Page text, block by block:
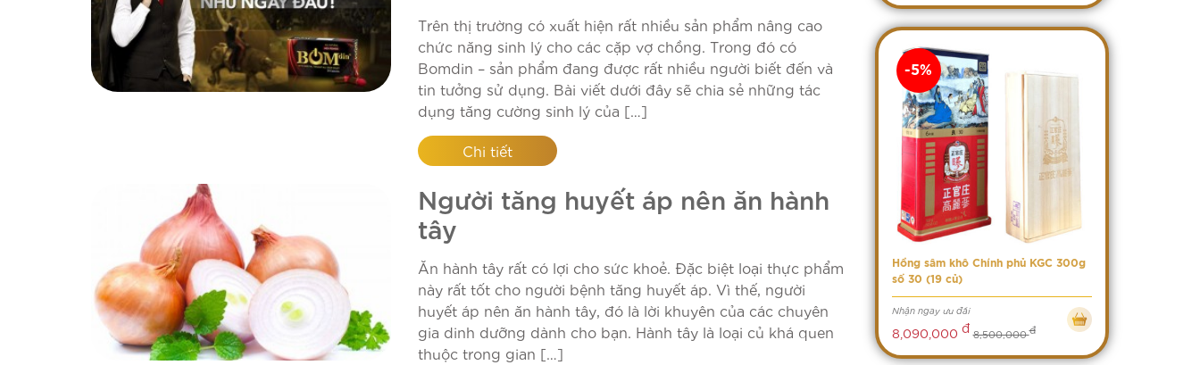
Trên thị trường có xuất hiện rất nhiều sản phẩm nâng cao
chức năng sinh lý cho các cặp vợ chồng. Trong đó có
Bomdin – sản phẩm đang được rất nhiều người biết đến và
tin tưởng sử dụng. Bài viết dưới đây sẽ chia sẻ những tác
dụng tăng cường sinh lý của […]
Chi tiết
Người tăng huyết áp nên ăn hành
tây
Ăn hành tây rất có lợi cho sức khoẻ. Đặc biệt loại thực phẩm
này rất tốt cho người bệnh tăng huyết áp. Vì thế, người
huyết áp nên ăn hành tây, đó là lời khuyên của các chuyên
gia dinh dưỡng dành cho bạn. Hành tây là loại củ khá quen
thuộc trong gian […]
Hồng sâm khô Chính phủ KGC 300g
số 30 (19 củ)
Nhận ngay ưu đãi
8,090,000 đ 8,500,000đ
-5%